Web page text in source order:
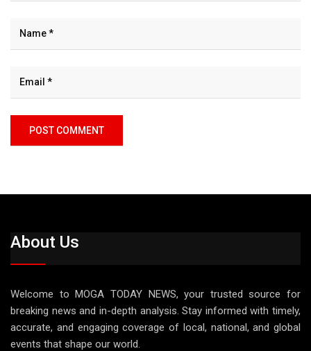
About Us
Welcome to MOGA TODAY NEWS, your trusted source for
breaking news and in-depth analysis. Stay informed with timely,
accurate, and engaging coverage of local, national, and global
events that shape our world.